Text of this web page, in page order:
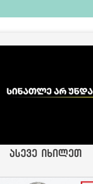
ასევე იხილეთ